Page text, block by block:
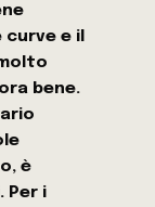
e il
bene.
è
Per i